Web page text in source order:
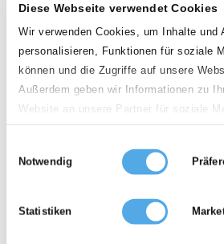
Diese Webseite verwendet Cookies
Wir verwenden Cookies, um Inhalte und
personalisieren, Funktionen für soziale
können und die Zugriffe auf unsere
Außerdem geben wir Informationen zu
Website an unsere Partner für soziale
Analysen weiter. Unsere Partner führen
möglicherweise mit weiteren Daten
bereitgestellt haben oder die sie im
Notwendig
Statistiken
España
C.P.
Distancia